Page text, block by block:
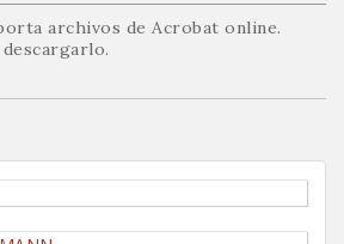
archivos de Acrobat online.